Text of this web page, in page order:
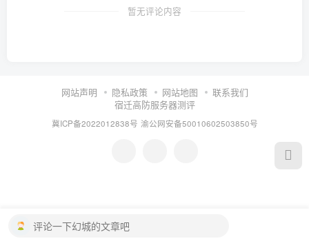
暂无评论内容
网站声明 隐私政策 网站地图
联系我们
宿迁高防服务器测评
冀ICP备2022012838号 渝公网安备50010602503850号
评论一下幻城的文章吧